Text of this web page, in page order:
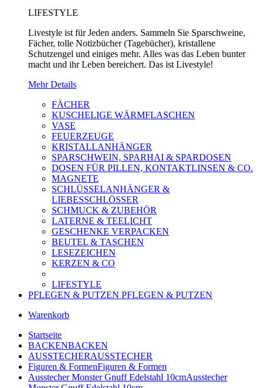
LIFESTYLE
Livestyle ist für Jeden anders. Sammeln Sie Sparschweine,
Fächer, tolle Notizbücher (Tagebücher), kristallene
Schutzengel und einiges mehr. Alles was das Leben bunter
macht und ihr Leben bereichert. Das ist Livestyle!
Mehr Details
FÄCHER
KUSCHELIGE WÄRMFLASCHEN
VASE
FEUERZEUGE
KRISTALLANHÄNGER
SPARSCHWEIN, SPARHAI & SPARDOSEN
DOSEN FÜR PILLEN, KONTAKTLINSEN & CO.
MAGNETE
SCHLÜSSELANHÄNGER &
LIEBESSCHLÖSSER
SCHMUCK & ZUBEHÖR
LATERNE & TEELICHT
GESCHENKE VERPACKEN
BEUTEL & TASCHEN
LESEZEICHEN
KERZEN & CO
LIFESTYLE
PFLEGEN & PUTZEN PFLEGEN & PUTZEN
Warenkorb
Startseite
BACKENBACKEN
AUSSTECHERAUSSTECHER
Figuren & FormenFiguren & Formen
Ausstecher Monster Gnuff Edelstahl 10cmAusstecher